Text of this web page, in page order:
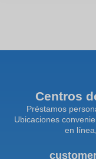
Centros
Préstamos
Ubicaciones
en